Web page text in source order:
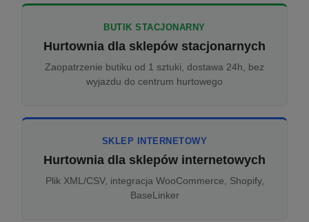
BUTIK STACJONARNY
Hurtownia dla sklepów stacjonarnych
Zaopatrzenie butiku od 1 sztuki, dostawa 24h, bez
wyjazdu do centrum hurtowego
SKLEP INTERNETOWY
Hurtownia dla sklepów internetowych
Plik XML/CSV, integracja WooCommerce, Shopify,
BaseLinker